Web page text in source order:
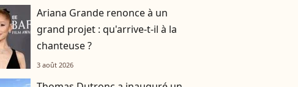
Ariana Grande renonce à un
grand projet : qu'arrive-t-il à la
chanteuse ?
3 août 2026